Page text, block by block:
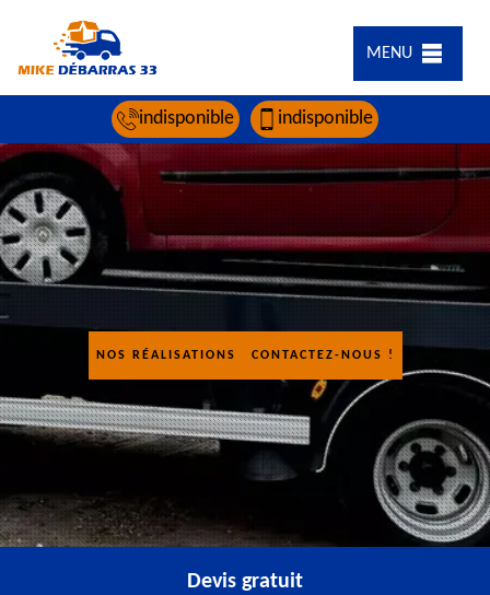
MENU
indisponible indisponible
NOS RÉALISATIONS CONTACTEZ-NOUS !
Devis gratuit